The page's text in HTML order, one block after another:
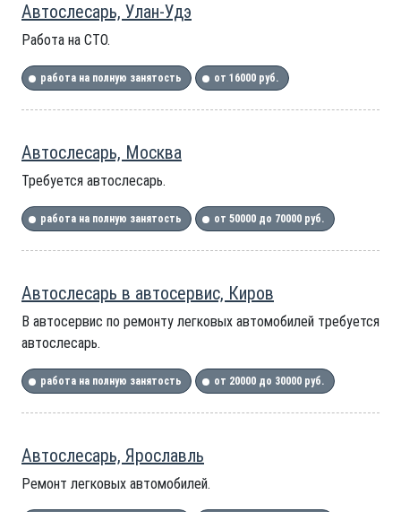
Автослесарь, Улан-Удэ
Работа на СТО.
работа на полную занятость от 16000 руб.
Автослесарь, Москва
Требуется автослесарь.
работа на полную занятость от 50000 до 70000 руб.
Автослесарь в автосервис, Киров
В автосервис по ремонту легковых автомобилей требуется
автослесарь.
работа на полную занятость от 20000 до 30000 руб.
Автослесарь, Ярославль
Ремонт легковых автомобилей.